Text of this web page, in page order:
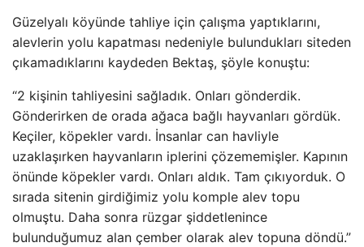
Güzelyalı köyünde tahliye için çalışma yaptıklarını,
alevlerin yolu kapatması nedeniyle bulundukları siteden
çıkamadıklarını kaydeden Bektaş, şöyle konuştu:
“2 kişinin tahliyesini sağladık. Onları gönderdik.
Gönderirken de orada ağaca bağlı hayvanları gördük.
Keçiler, köpekler vardı. İnsanlar can havliyle
uzaklaşırken hayvanların iplerini çözememişler. Kapının
önünde köpekler vardı. Onları aldık. Tam çıkıyorduk. O
sırada sitenin girdiğimiz yolu komple alev topu
olmuştu. Daha sonra rüzgar şiddetlenince
bulunduğumuz alan çember olarak alev topuna döndü.”